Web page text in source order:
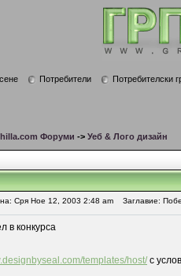
Потребители Потребителски
Форуми -> Уеб & Лого дизайн
Сря Ное 12, 2003 2:48 am Заглавие:
в конкурса
templates/host/с